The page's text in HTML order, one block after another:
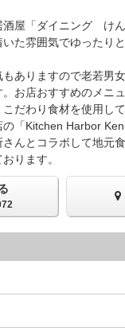
酒屋「ダイニング け
た雰囲気でゆったり
ありますので老若男
お店おすすめのメニ
だわり食材を使用し
「Kitchen Harbor
んとコラボして地元
ります。